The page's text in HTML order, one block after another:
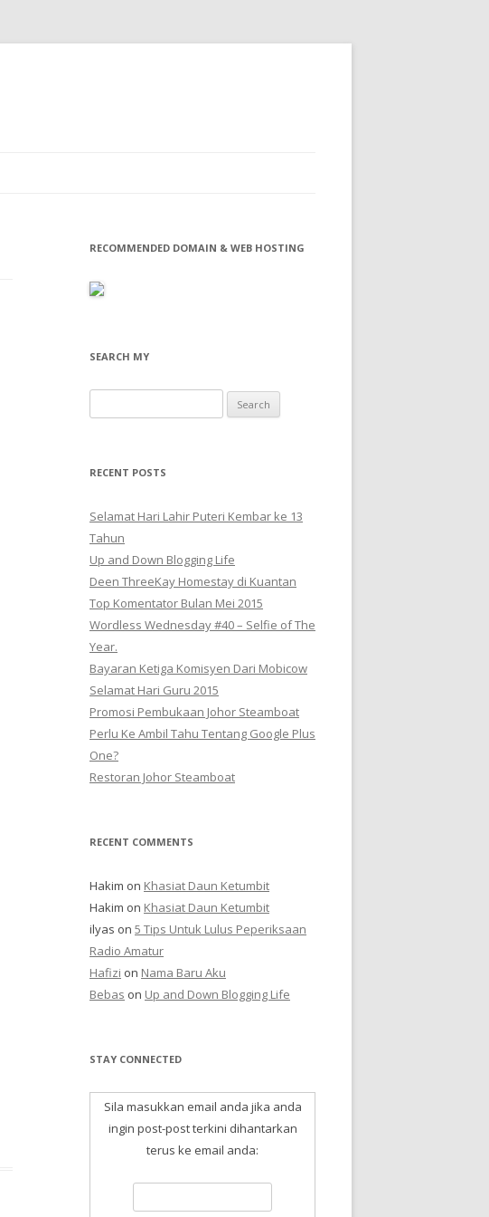
RECOMMENDED DOMAIN & WEB HOSTING
SEARCH MY
for:
RECENT POSTS
Selamat Hari Lahir Puteri Kembar ke 13
Tahun
Up and Down Blogging Life
Deen ThreeKay Homestay di Kuantan
Top Komentator Bulan Mei 2015
Wordless Wednesday #40 – Selfie of The
Year.
Bayaran Ketiga Komisyen Dari Mobicow
Selamat Hari Guru 2015
Promosi Pembukaan Johor ‎Steamboat
Perlu Ke Ambil Tahu Tentang Google Plus
One?
Restoran Johor Steamboat
RECENT COMMENTS
Hakim on Khasiat Daun Ketumbit
Hakim on Khasiat Daun Ketumbit
ilyas on 5 Tips Untuk Lulus Peperiksaan
Radio Amatur
Hafizi on Nama Baru Aku
Bebas on Up and Down Blogging Life
STAY CONNECTED
Sila masukkan email anda jika anda
ingin post-post terkini dihantarkan
terus ke email anda: